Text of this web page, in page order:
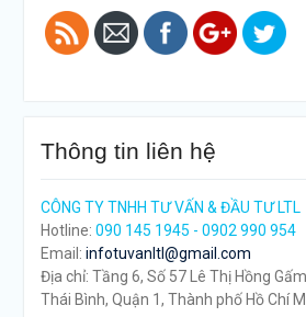
Thông tin liên hệ
CÔNG TY TNHH TƯ VẤN & ĐẦU TƯ LTL
Hotline: 090 145 1945 - 0902 990 954
Email: infotuvanltl@gmail.com
Địa chỉ: Tầng 6, Số 57 Lê Thị Hồng
Thái Bình, Quận 1, Thành phố Hồ Chí